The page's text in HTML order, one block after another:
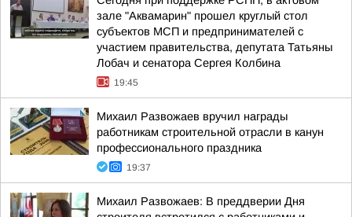
зале "Аквамарин" прошел круглый стол
субъектов МСП и предпринимателей с
участием правительства, депутата Татьяны
Лобач и сенатора Сергея Колбина
19:45
Михаил Развожаев вручил награды
работникам строительной отрасли в канун
профессионального праздника
19:37
Михаил Развожаев: В преддверии Дня